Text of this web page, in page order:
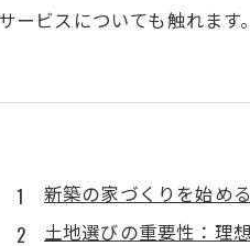
ビスについても触れま
新築の家づくりを始め
土地選びの重要性：理